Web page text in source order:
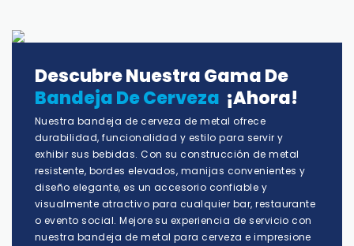
Descubre Nuestra Gama De
Bandeja De Cerveza ¡ahora!
Nuestra bandeja de cerveza de metal ofrece
durabilidad, funcionalidad y estilo para servir y
exhibir sus bebidas. Con su construcción de metal
resistente, bordes elevados, manijas convenientes y
diseño elegante, es un accesorio confiable y
visualmente atractivo para cualquier bar, restaurante
o evento social. Mejore su experiencia de servicio con
nuestra bandeja de metal para cerveza e impresione